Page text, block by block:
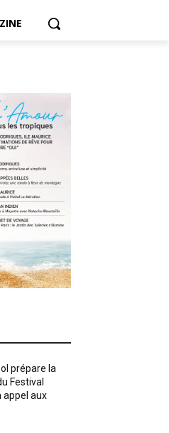
prépare la
Festival
appel aux